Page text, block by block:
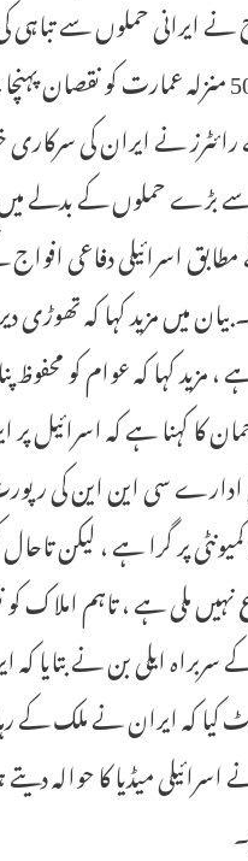
ایرانی حملوں سے تباہی کی
کر دی۔اسرائیلی میڈیا کے مطابق نئے ایرانی حملے میں تل
نے ایران کی
حملوں کے بدلے
اسرائیلی دفاعی افواج
میں مزید کہا کہ تھوڑی
کہا کہ عوام کو محفوظ
کہنا ہے کہ اسرائیل پر
ادارے سی این این کی
پر گرا ہے ، لیکن
ملی ہے ، تاہم املاک
ایلی بن نے بتایا
نے رپورٹ کیا کہ ایران نے ملک
میڈیا کا حوالہ